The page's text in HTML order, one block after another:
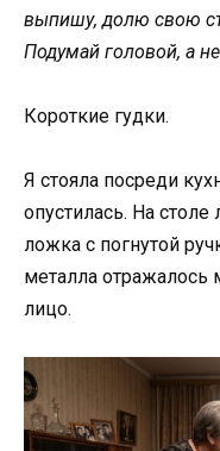
выпишу, долю свою
Подумай головой, а
Короткие гудки.
Я стояла посреди
опустилась. На
ложка с погнутой
металла
лицо.